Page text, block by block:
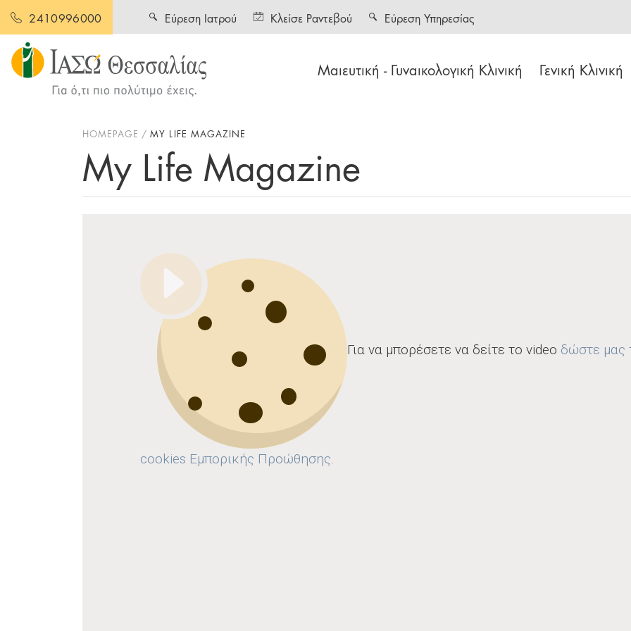
2410996000
Μαιευτική - Γυναικολογική Κλινική Γενική Κλινική
Εύρεση Ιατρού Κλείσε Ραντεβού Εύρεση Υπηρεσίας
HOMEPAGE MY LIFE MAGAZINE
My Life Magazine
Για να μπορέσετε να δείτε το video δώστε μας
cookies Εμπορικής Προώθησης.